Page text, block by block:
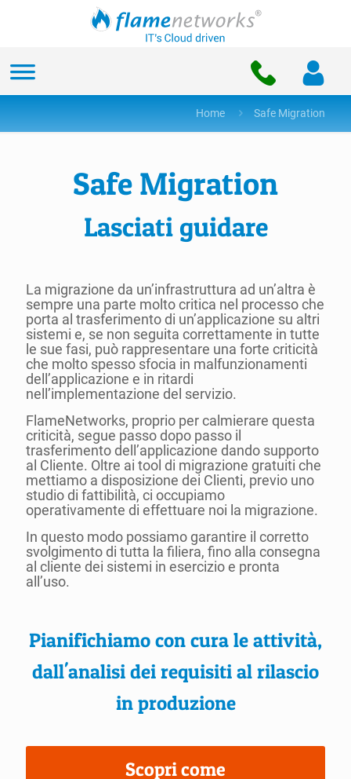
Home Safe Migration
Safe Migration
Lasciati guidare
La migrazione da un’infrastruttura ad un’altra è
sempre una parte molto critica nel processo che
porta al trasferimento di un’applicazione su altri
sistemi e, se non seguita correttamente in tutte
le sue fasi, può rappresentare una forte criticità
che molto spesso sfocia in malfunzionamenti
dell’applicazione e in ritardi
nell’implementazione del servizio.
FlameNetworks, proprio per calmierare questa
criticità, segue passo dopo passo il
trasferimento dell’applicazione dando supporto
al Cliente. Oltre ai tool di migrazione gratuiti che
mettiamo a disposizione dei Clienti, previo uno
studio di fattibilità, ci occupiamo
operativamente di effettuare noi la migrazione.
In questo modo possiamo garantire il corretto
svolgimento di tutta la filiera, fino alla consegna
al cliente dei sistemi in esercizio e pronta
all’uso.
Pianifichiamo con cura le attività,
dall'analisi dei requisiti al rilascio
in produzione
Scopri come